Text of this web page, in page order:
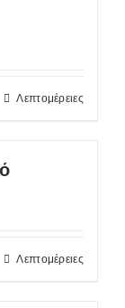
Λεπτομέρειες
Λεπτομέρειες